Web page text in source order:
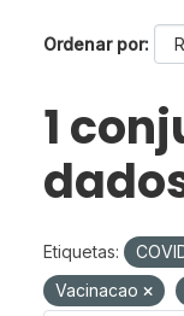
Ordenar por
1
Etiquetas:
Vacinacao